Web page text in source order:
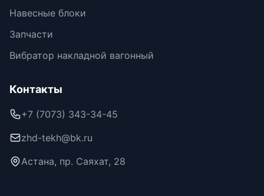
Навесные блоки
Запчасти
Вибратор накладной вагонный
Контакты
+7 (7073) 343-34-45
zhd-tekh@bk.ru
Астана, пр. Саяхат, 28